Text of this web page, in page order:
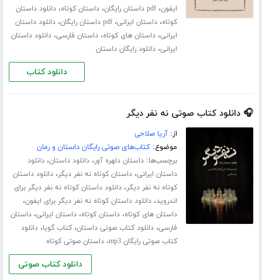
ایفون،pdf داستان رایگان ،داستان کوتاه،دانلود داستان
کوتاه،داستان ایرانی،pdf داستان رایگان ،دانلود داستان
ایرانی،داستان های کوتاه،داستان فارسی،دانلود داستان
ایرانی،دانلود رایگان داستان
دانلود کتاب
🎧 دانلود کتاب صوتی نه نفر دیگر
از:آریا صلاحی
موضوع:کتاب‌های صوتی رایگان داستان و رمان
برچسب‌ها:داستان دلهره آور،دانلود داستان،دانلود
داستان ایرانی،داستان کوتاه نه نفر دیگر،دانلود داستان
کوتاه نه نفر دیگر،دانلود داستان کوتاه نه نفر دیگر برای
اندروید،دانلود داستان کوتاه نه نفر دیگر برای ایفون،
داستان های کوتاه،داستان کوتاه،داستان ایرانی،داستان
فارسی،دانلود کتاب صوتی داستان،کتاب گویا،دانلود
کتاب صوتی رایگان mp3
،داستان صوتی کوتاه
دانلود کتاب صوتی